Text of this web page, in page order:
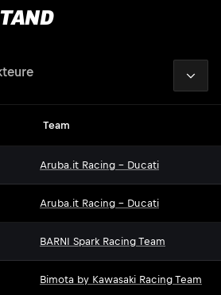
Team
Aruba.it Racing - Ducati
Aruba.it Racing - Ducati
BARNI Spark Racing Team
Bimota by Kawasaki Racing Team